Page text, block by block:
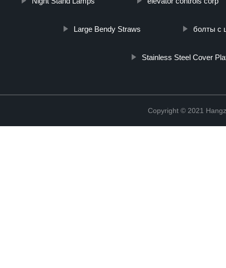
Large Bendy Straws болты с
Stainless Steel Cover
Copyright © 2021